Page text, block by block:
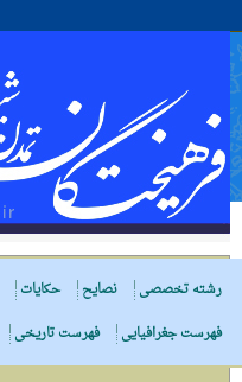
رشته تخصصی
نصایح حکایات
فهرست جغرافیایی
فهرست تاریخی